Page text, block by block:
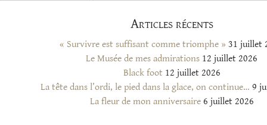
Articles récents
« Survivre est suffisant comme triomphe » 31 juillet
Le Musée de mes admirations 12 juillet 2026
Black foot 12 juillet 2026
La tête dans l’ordi, le pied dans la glace, on continue… 9
La fleur de mon anniversaire 6 juillet 2026